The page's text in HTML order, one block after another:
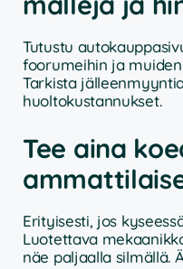
Tutustu
foorumeihin ja
Tarkista
huoltokustannukset.
Tee aina
Erityisesti, jos
Luotettava
näe paljaalla silmällä.